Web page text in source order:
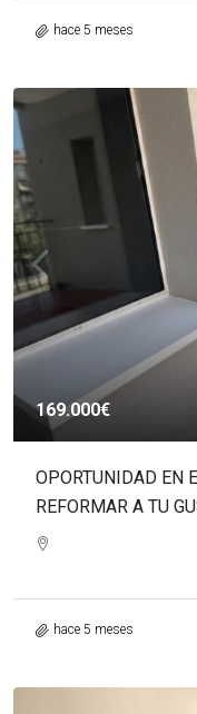
hace 5 meses
169.000€
OPORTUNIDAD EN
REFORMAR A TU
hace 5 meses